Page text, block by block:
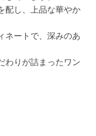
配し、上品な華やか
ネートで、深みのあ
わりが詰まったワン